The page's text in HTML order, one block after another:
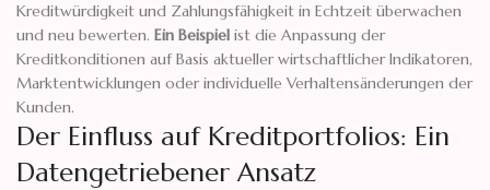
Kreditwürdigkeit und Zahlungsfähigkeit in Echtzeit überwachen
und neu bewerten. Ein Beispiel ist die Anpassung der
Kreditkonditionen auf Basis aktueller wirtschaftlicher Indikatoren,
Marktentwicklungen oder individuelle Verhaltensänderungen der
Kunden.
Der Einfluss auf Kreditportfolios: Ein
Datengetriebener Ansatz